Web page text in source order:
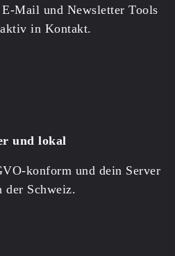
E-Mail und Newsletter Tools
in Kontakt.
und lokal
konform und dein Server
der Schweiz.